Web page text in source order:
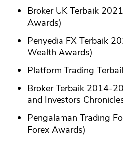
Broker UK Terbaik
Awards)
Penyedia FX Terbaik
Wealth Awards)
Platform Trading
Broker Terbaik 2014-
and Investors
Pengalaman Trading
Forex Awards)